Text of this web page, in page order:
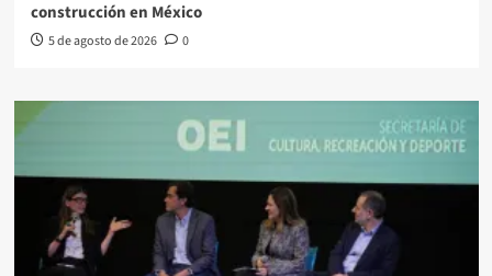
construcción en México
5 de agosto de 2026 0